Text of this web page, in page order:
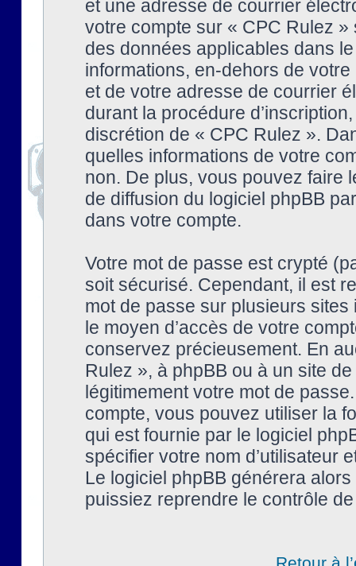
et une adresse de courrier
votre compte sur « CPC Rulez
des données applicables dans
informations, en-dehors de
et de votre adresse de courrier
durant la procédure
discrétion de « CPC Rulez ».
quelles informations de votre
non. De plus, vous pouvez faire
de diffusion du logiciel phpBB
dans votre compte.
Votre mot de passe est crypté
soit sécurisé. Cependant, il est
mot de passe sur plusieurs
le moyen d’accès de votre
conservez précieusement. En
Rulez », à phpBB ou à un site
légitimement votre mot de
compte, vous pouvez utiliser la
qui est fournie par le logiciel
spécifier votre nom d’utilisateur
Le logiciel phpBB générera
puissiez reprendre le contrôle